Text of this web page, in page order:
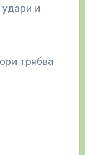
удари и
трябва